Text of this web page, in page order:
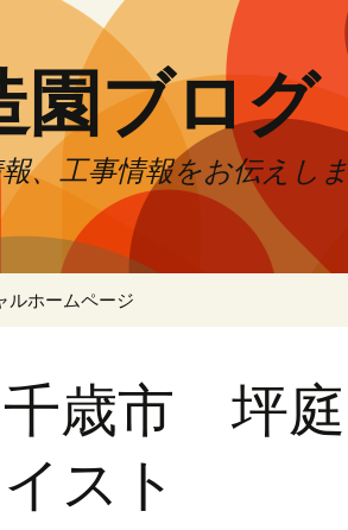
園ブログ
、工事情報をお伝えしま
ルホームページ
千歳市 坪
イスト